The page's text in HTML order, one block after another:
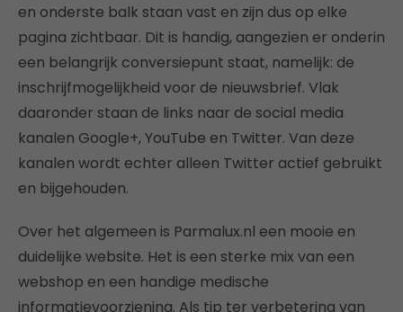
en onderste balk staan vast en zijn dus op elke
pagina zichtbaar. Dit is handig, aangezien er onderin
een belangrijk conversiepunt staat, namelijk: de
inschrijfmogelijkheid voor de nieuwsbrief. Vlak
daaronder staan de links naar de social media
kanalen Google+, YouTube en Twitter. Van deze
kanalen wordt echter alleen Twitter actief gebruikt
en bijgehouden.
Over het algemeen is Parmalux.nl een mooie en
duidelijke website. Het is een sterke mix van een
webshop en een handige medische
informatievoorziening. Als tip ter verbetering van